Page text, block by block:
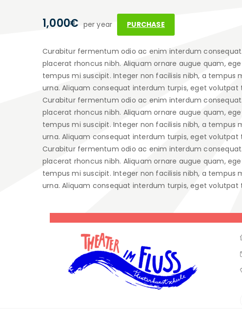
1,000 € per year PURCHASE
Curabitur fermentum odio ac enim interdum
placerat rhoncus nibh. Aliquam ornare augue quam,
tempus mi suscipit. Integer non facilisis nibh, a
urna. Aliquam consequat interdum turpis, eget volutpat
Curabitur fermentum odio ac enim interdum
placerat rhoncus nibh. Aliquam ornare augue quam,
tempus mi suscipit. Integer non facilisis nibh, a
urna. Aliquam consequat interdum turpis, eget volutpat
Curabitur fermentum odio ac enim interdum
placerat rhoncus nibh. Aliquam ornare augue quam,
tempus mi suscipit. Integer non facilisis nibh, a
urna. Aliquam consequat interdum turpis, eget volutpat